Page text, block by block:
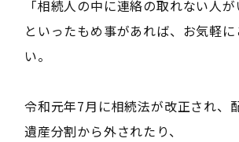
「相続人の中に連絡の取れない人が
といったもめ事があれば、お気軽
い。
令和元年7月に相続法が改正され、
遺産分割から外されたり、